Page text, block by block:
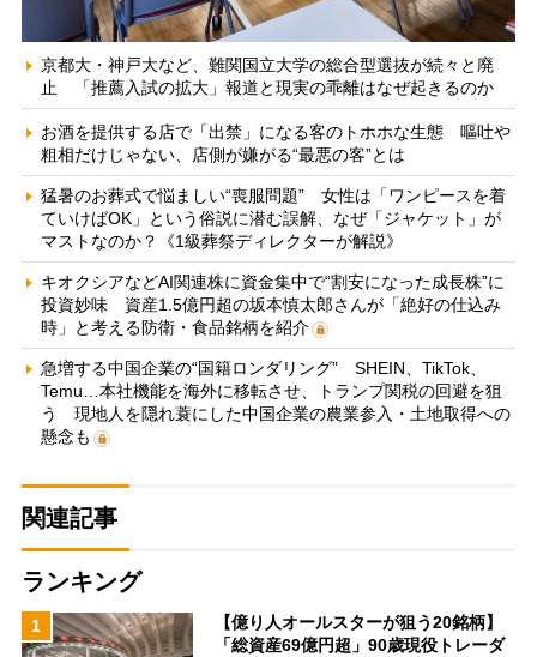
京都大・神戸大など、難関国立大学の総合型選抜が続々と廃
止 「推薦入試の拡大」報道と現実の乖離はなぜ起きるのか
お酒を提供する店で「出禁」になる客のトホホな生態 嘔吐や
粗相だけじゃない、店側が嫌がる“最悪の客”とは
猛暑のお葬式で悩ましい“喪服問題” 女性は「ワンピースを着
ていけばOK」という俗説に潜む誤解、なぜ「ジャケット」が
マストなのか？《1級葬祭ディレクターが解説》
キオクシアなどAI関連株に資金集中で“割安になった成長株”に
投資妙味 資産1.5億円超の坂本慎太郎さんが「絶好の仕込み
時」と考える防衛・食品銘柄を紹介
急増する中国企業の“国籍ロンダリング” SHEIN、TikTok、
Temu…本社機能を海外に移転させ、トランプ関税の回避を狙
う 現地人を隠れ蓑にした中国企業の農業参入・土地取得への
懸念も
関連記事
ランキング
1
【億り人オールスターが狙う20銘柄】
「総資産69億円超」90歳現役トレーダ